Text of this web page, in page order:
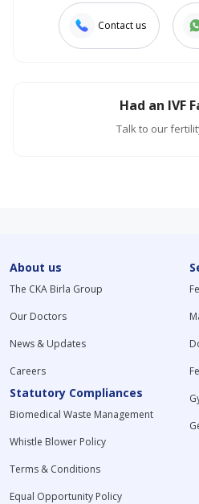
Contact us
Had an IVF
Talk to our
About us
The CKA Birla Group
Our Doctors
News & Updates
Careers
Statutory Compliances
Biomedical Waste Management
Whistle Blower Policy
Terms & Conditions
Equal Opportunity Policy